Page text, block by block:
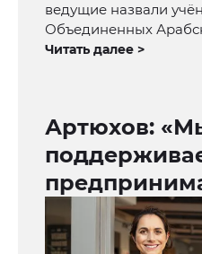
ведущие назвали
Объединенных
Читать далее >
Артюхов: